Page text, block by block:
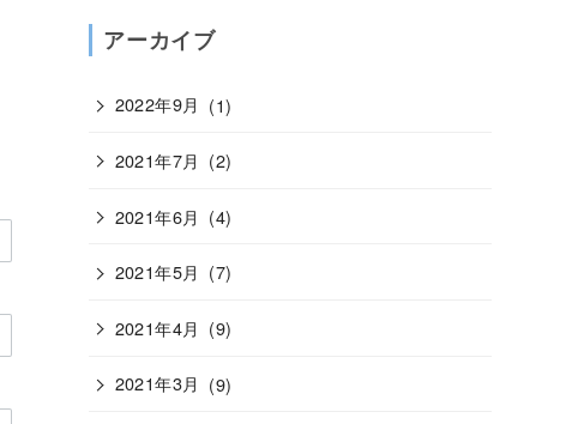
アーカイブ
2022年9月 (1)
2021年7月 (2)
2021年6月 (4)
2021年5月 (7)
2021年4月 (9)
2021年3月 (9)